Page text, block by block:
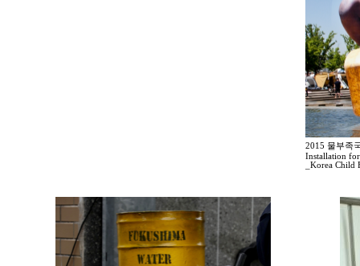
2015 물부족
Installation
_Korea Child